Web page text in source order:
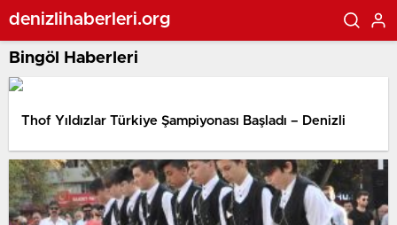
denizlihaberleri.org
Bingöl Haberleri
Thof Yıldızlar Türkiye Şampiyonası Başladı – Denizli